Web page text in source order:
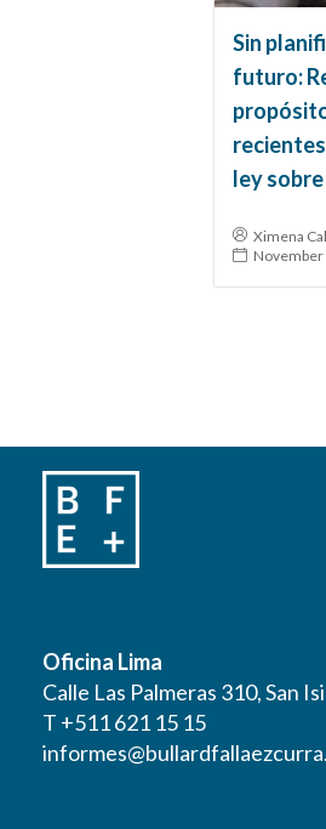
Sin
futuro:
ley
Ximena
November
Oficina Lima
Calle Las Palmeras 310, San
T +511 621 15 15